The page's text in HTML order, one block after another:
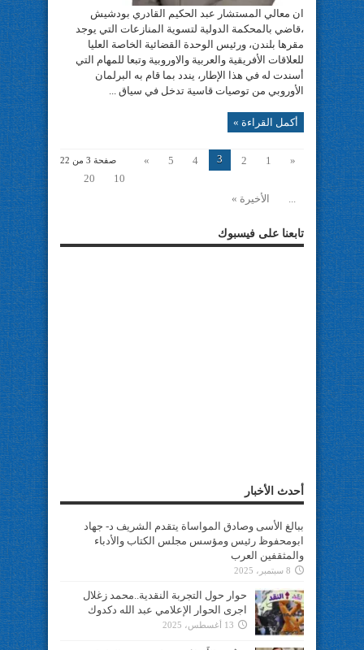
ان معالي المستشار عبد الحكيم القادري بودشيش
،قاضي بالمحكمة الدولية لتسوية المنازعات التي يوجد
مقرها بلندن، ورئيس الوحدة القضائية الخاصة العليا
للعلاقات الأفريقية والعربية والاوروبية وتبعا للمهام التي
أسندت له في هذا الإطار، يندد بما قام به البرلمان
الأوروبي من توصيات قاسية تدخل في سياق ...
أكمل القراءة »
صفحة 3 من 22 «
1
2
3
4
5
»
10
20
...
الأخيرة »
تابعنا على فيسبوك
أحدث الأخبار
ببالغ الأسى وصادق المواساة يتقدم الشريف د- جهاد
ابومحفوظ رئيس ومؤسس مجلس الكتاب والأدباء
والمثقفين العرب
8 سبتمبر، 2025
حوار حول التجربة النقدية..محمد زغلال
اجرى الحوار الإعلامي عبد الله دكدوك
13 أغسطس، 2025